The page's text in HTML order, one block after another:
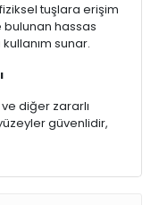
fiziksel tuşlara erişim
hassas
kullanım sunar.
diğer zararlı
güvenlidir,